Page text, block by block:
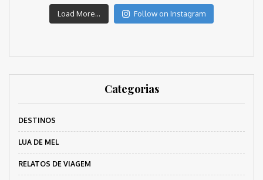
Load More... Follow on Instagram
Categorias
DESTINOS
LUA DE MEL
RELATOS DE VIAGEM